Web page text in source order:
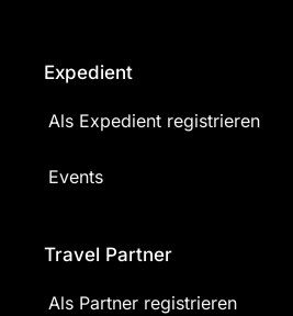
Expedient
Als Expedient registrieren
Events
Travel Partner
Als Partner registrieren